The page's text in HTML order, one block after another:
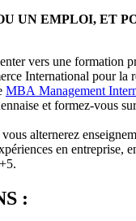
UN EMPLOI, ET
vers une formation
International pour la
MBA Management
et formez-vous
alternerez
en entreprise,
: